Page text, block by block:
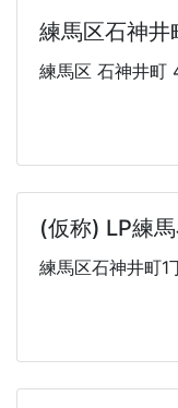
練馬区石神井
練馬区 石神井町
(仮称) LP練
練馬区石神井町